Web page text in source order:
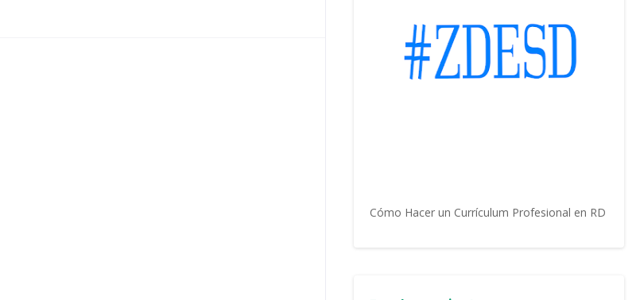
Cómo Hacer un Currículum Profesional en RD